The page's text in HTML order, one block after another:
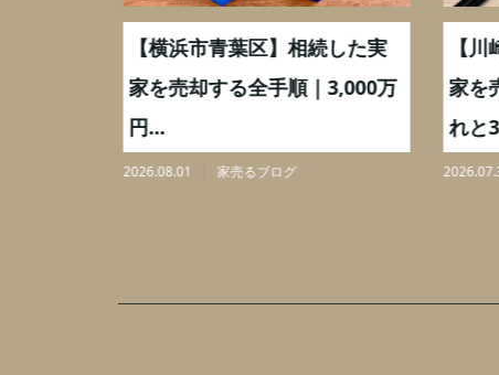
【横浜市青葉区】相続した実
家を売却する全手順｜3,000万
円...
2026.08.01 家売るブログ
【
家を
れと